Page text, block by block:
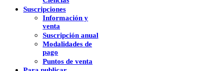
Suscripciones
Información y
venta
Suscripción anual
Modalidades de
pago
Puntos de venta